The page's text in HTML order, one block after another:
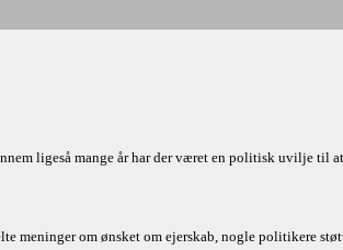
ligeså mange år har der været en politisk uvilje til
meninger om ønsket om ejerskab, nogle politikere